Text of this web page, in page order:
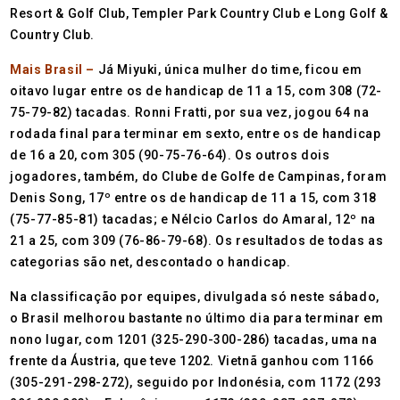
Resort & Golf Club, Templer Park Country Club e Long Golf &
Country Club.
Mais Brasil – Já Miyuki, única mulher do time, ficou em
oitavo lugar entre os de handicap de 11 a 15, com 308 (72-
75-79-82) tacadas. Ronni Fratti, por sua vez, jogou 64 na
rodada final para terminar em sexto, entre os de handicap
de 16 a 20, com 305 (90-75-76-64). Os outros dois
jogadores, também, do Clube de Golfe de Campinas, foram
Denis Song, 17º entre os de handicap de 11 a 15, com 318
(75-77-85-81) tacadas; e Nélcio Carlos do Amaral, 12º na
21 a 25, com 309 (76-86-79-68). Os resultados de todas as
categorias são net, descontado o handicap.
Na classificação por equipes, divulgada só neste sábado,
o Brasil melhorou bastante no último dia para terminar em
nono lugar, com 1201 (325-290-300-286) tacadas, uma na
frente da Áustria, que teve 1202. Vietnã ganhou com 1166
(305-291-298-272), seguido por Indonésia, com 1172 (293